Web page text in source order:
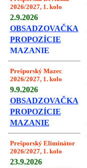
2026/2027, 1. kolo
2.9.2026
OBSADZOVAČKA
PROPOZÍCIE
MAZANIE
Prešporský Mazec
2026/2027, 1. kolo
9.9.2026
OBSADZOVAČKA
PROPOZÍCIE
MAZANIE
Prešporský Eliminátor
2026/2027, 1. kolo
23.9.2026